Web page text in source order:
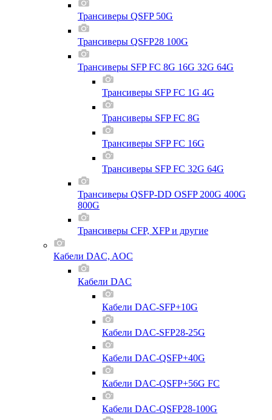
Трансиверы QSFP 50G
Трансиверы QSFP28 100G
Трансиверы SFP FC 8G 16G 32G 64G
Трансиверы SFP FC 1G 4G
Трансиверы SFP FC 8G
Трансиверы SFP FC 16G
Трансиверы SFP FC 32G 64G
Трансиверы QSFP-DD OSFP 200G 400G
800G
Трансиверы CFP, XFP и другие
Кабели DAC, AOC
Кабели DAC
Кабели DAC-SFP+10G
Кабели DAC-SFP28-25G
Кабели DAC-QSFP+40G
Кабели DAC-QSFP+56G FC
Кабели DAC-QSFP28-100G